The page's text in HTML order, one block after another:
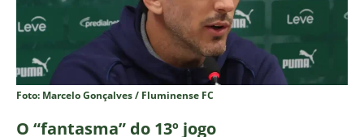
Foto: Marcelo Gonçalves / Fluminense FC
O “fantasma” do 13º jogo